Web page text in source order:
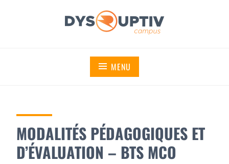
MENU
MODALITÉS PÉDAGOGIQUES ET
D’ÉVALUATION – BTS MCO